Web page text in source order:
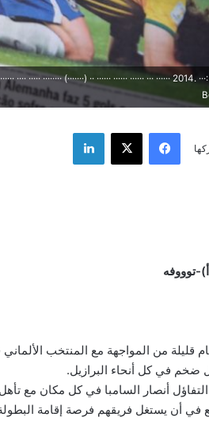
···· ····· ········ (·······) ·· ······ ······ ······ ··· ······
فيسبوك ‫X لينكدإن
توووفه
ضخم في كل أنحاء البرازيل.
أنصار السامبا في كل مكان مع
في أن يستغل فريقهم فرصة إقامة